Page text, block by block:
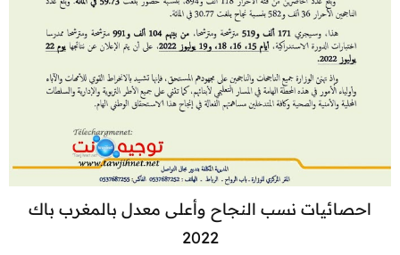
احصائيات نسب النجاح وأعلى معدل بالمغرب باك
2022